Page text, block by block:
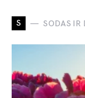
S SODAS IR